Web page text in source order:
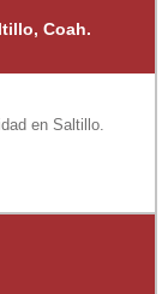
Coah.
en Saltillo.